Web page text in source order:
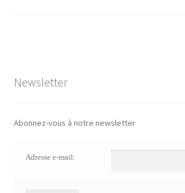
Newsletter
Abonnez-vous à notre newsletter
Adresse e-mail: